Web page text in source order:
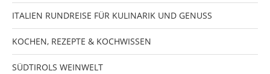
ITALIEN RUNDREISE FÜR KULINARIK UND GENUSS
KOCHEN, REZEPTE & KOCHWISSEN
SÜDTIROLS WEINWELT